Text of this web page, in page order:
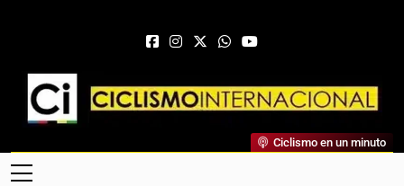
Ciclismo Internacional
Web Dedicada Al Ciclismo Mundial. Entrevistas, Análisis,
Crónicas, Previas Y Más. La Web Ciclista De Referencia.
Ciclismo en un minuto